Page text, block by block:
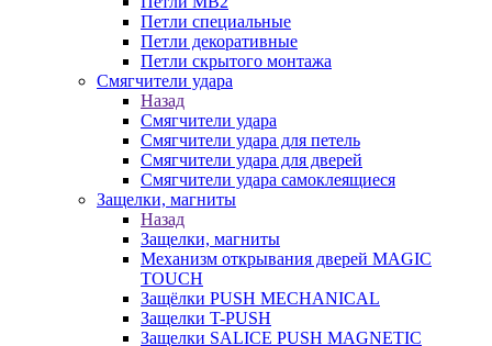
Петли специальные
Петли декоративные
Петли скрытого монтажа
Смягчители удара
Назад
Смягчители удара
Смягчители удара для петель
Смягчители удара для дверей
Cмягчители удара самоклеящиеся
Защелки, магниты
Назад
Защелки, магниты
Механизм открывания дверей MAGIC
TOUCH
Защёлки PUSH MECHANICAL
Защелки T-PUSH
Защелки SALICE PUSH MAGNETIC